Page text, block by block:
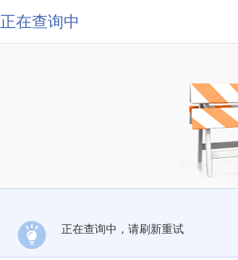
正在查询中
正在查询中，请刷新重试